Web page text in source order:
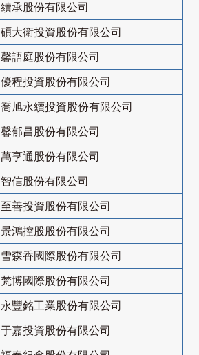
續承股份有限公司
碩大衛投資股份有限公司
馨語庭股份有限公司
優程投資股份有限公司
喬旭永續投資股份有限公司
馨郁昌股份有限公司
萬亨通股份有限公司
智信股份有限公司
至善投資股份有限公司
景鴻控股股份有限公司
雪森香國際股份有限公司
梵博國際股份有限公司
永豐銘工業股份有限公司
于嘉投資股份有限公司